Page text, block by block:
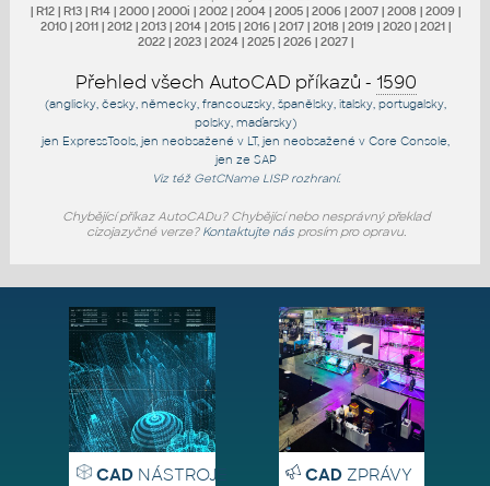
| R12 | R13 | R14 | 2000 | 2000i | 2002 | 2004 | 2005 | 2006 | 2007 | 2008 | 2009 |
2010 | 2011 | 2012 | 2013 | 2014 | 2015 | 2016 | 2017 | 2018 | 2019 | 2020 | 2021 |
2022 | 2023 | 2024 | 2025 | 2026 | 2027 |
Přehled všech AutoCAD příkazů - 1590
(anglicky, česky, německy, francouzsky, španělsky, italsky, portugalsky,
polsky, maďarsky)
jen ExpressTools , jen neobsažené v LT, jen neobsažené v Core Console
jen ze SAP
Viz též GetCNameLISP rozhraní.
Chybějící příkaz AutoCADu? Chybějící nebo nesprávný překlad
cizojazyčné verze? Kontaktujte násprosím pro opravu.
CADNÁSTROJE CADZPRÁVY